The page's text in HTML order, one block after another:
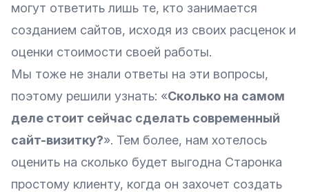
могут ответить лишь те, кто занимается
созданием сайтов, исходя из своих расценок и
оценки стоимости своей работы.
Мы тоже не знали ответы на эти вопросы,
поэтому решили узнать: «Сколько на самом
деле стоит сейчас сделать современный
сайт-визитку?». Тем более, нам хотелось
оценить на сколько будет выгодна Старонка
простому клиенту, когда он захочет создать